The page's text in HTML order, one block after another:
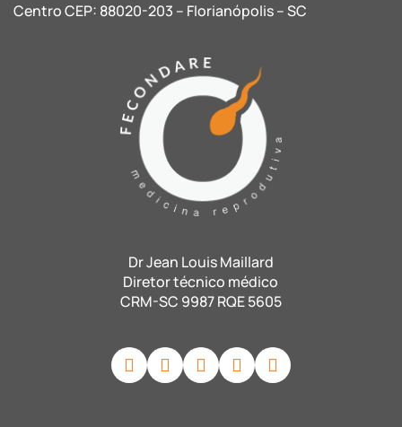
Centro CEP: 88020-203 – Florianópolis – SC
Dr Jean Louis Maillard
Diretor técnico médico
CRM-SC 9987 RQE 5605